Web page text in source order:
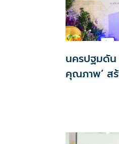
นครปฐมดัน
คุณภาพ’ สร้